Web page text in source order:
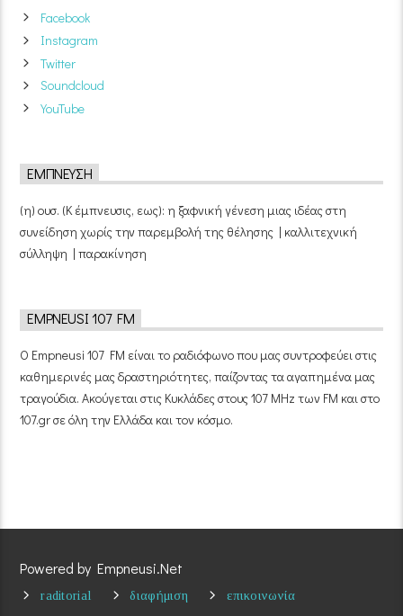
Facebook
Instagram
Twitter
Soundcloud
YouTube
ΈΜΠΝΕΥΣΗ
(η) ουσ. (Κ έμπνευσις, εως): η ξαφνική γένεση μιας ιδέας στη
συνείδηση χωρίς την παρεμβολή της θέλησης | καλλιτεχνική
σύλληψη | παρακίνηση
EMPNEUSI 107 FM
Ο Empneusi 107 FM είναι το ραδιόφωνο που μας συντροφεύει στις
καθημερινές μας δραστηριότητες, παίζοντας τα αγαπημένα μας
τραγούδια. Ακούγεται στις Κυκλάδες στους 107 MHz των FM και στο
107.gr σε όλη την Ελλάδα και τον κόσμο.
Powered by Empneusi.Net
raditorial διαφήμιση επικοινωνία